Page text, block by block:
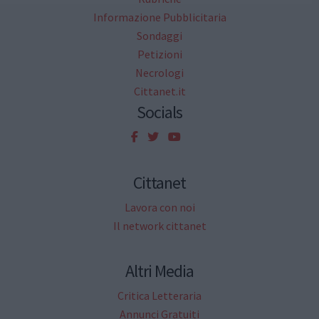
Informazione Pubblicitaria
Sondaggi
Petizioni
Necrologi
Cittanet.it
Socials
Cittanet
Lavora con noi
Il network cittanet
Altri Media
Critica Letteraria
Annunci Gratuiti